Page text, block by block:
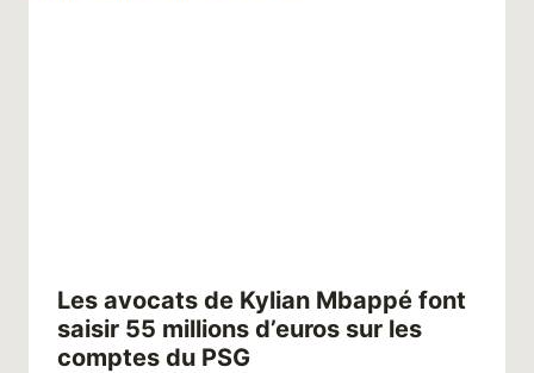
Les avocats de Kylian Mbappé font
saisir 55 millions d’euros sur les
comptes du PSG